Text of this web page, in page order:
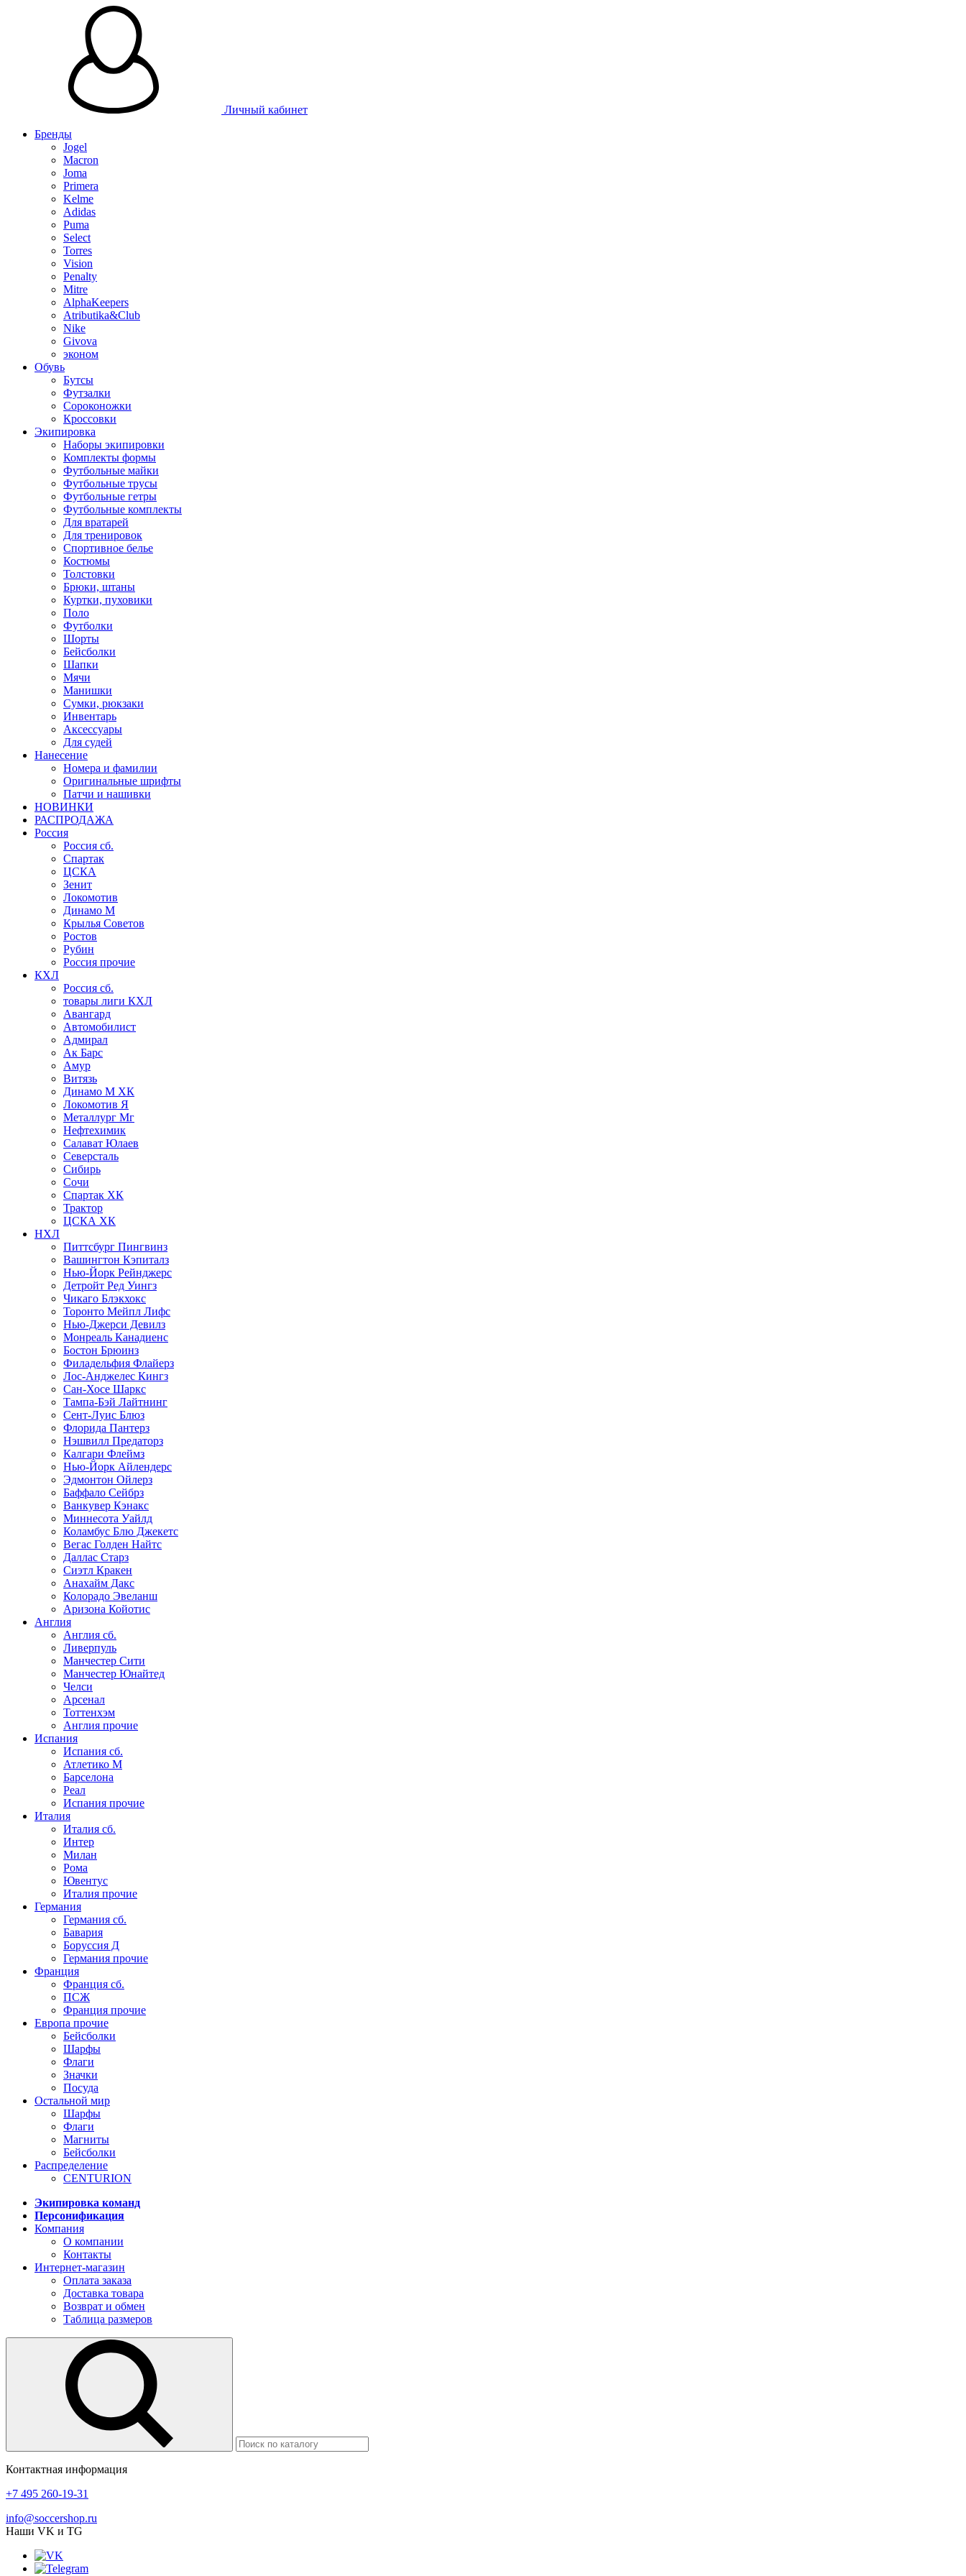
Личный кабинет
Бренды
Jogel
Macron
Joma
Primera
Kelme
Adidas
Puma
Select
Torres
Vision
Penalty
Mitre
AlphaKeepers
Atributika&Club
Nike
Givova
эконом
Обувь
Бутсы
Футзалки
Сороконожки
Кроссовки
Экипировка
Наборы экипировки
Комплекты формы
Футбольные майки
Футбольные трусы
Футбольные гетры
Футбольные комплекты
Для вратарей
Для тренировок
Спортивное белье
Костюмы
Толстовки
Брюки, штаны
Куртки, пуховики
Поло
Футболки
Шорты
Бейсболки
Шапки
Мячи
Манишки
Сумки, рюкзаки
Инвентарь
Аксессуары
Для судей
Нанесение
Номера и фамилии
Оригинальные шрифты
Патчи и нашивки
НОВИНКИ
РАСПРОДАЖА
Россия
Россия сб.
Спартак
ЦСКА
Зенит
Локомотив
Динамо М
Крылья Советов
Ростов
Рубин
Россия прочие
КХЛ
Россия сб.
товары лиги КХЛ
Авангард
Автомобилист
Адмирал
Ак Барс
Амур
Витязь
Динамо М ХК
Локомотив Я
Металлург Мг
Нефтехимик
Салават Юлаев
Северсталь
Сибирь
Сочи
Спартак ХК
Трактор
ЦСКА ХК
НХЛ
Питтсбург Пингвинз
Вашингтон Кэпиталз
Нью-Йорк Рейнджерс
Детройт Ред Уингз
Чикаго Блэкхокс
Торонто Мейпл Лифс
Нью-Джерси Девилз
Монреаль Канадиенс
Бостон Брюинз
Филадельфия Флайерз
Лос-Анджелес Кингз
Сан-Хосе Шаркс
Тампа-Бэй Лайтнинг
Сент-Луис Блюз
Флорида Пантерз
Нэшвилл Предаторз
Калгари Флеймз
Нью-Йорк Айлендерс
Эдмонтон Ойлерз
Баффало Сейбрз
Ванкувер Кэнакс
Миннесота Уайлд
Коламбус Блю Джекетс
Вегас Голден Найтс
Даллас Старз
Сиэтл Кракен
Анахайм Дакс
Колорадо Эвеланш
Аризона Койотис
Англия
Англия сб.
Ливерпуль
Манчестер Сити
Манчестер Юнайтед
Челси
Арсенал
Тоттенхэм
Англия прочие
Испания
Испания сб.
Атлетико М
Барселона
Реал
Испания прочие
Италия
Италия сб.
Интер
Милан
Рома
Ювентус
Италия прочие
Германия
Германия сб.
Бавария
Боруссия Д
Германия прочие
Франция
Франция сб.
ПСЖ
Франция прочие
Европа прочие
Бейсболки
Шарфы
Флаги
Значки
Посуда
Остальной мир
Шарфы
Флаги
Магниты
Бейсболки
Распределение
CENTURION
Экипировка команд
Персонификация
Компания
О компании
Контакты
Интернет-магазин
Оплата заказа
Доставка товара
Возврат и обмен
Таблица размеров
Контактная информация
+7 495 260-19-31
info@soccershop.ru
Наши VK и TG